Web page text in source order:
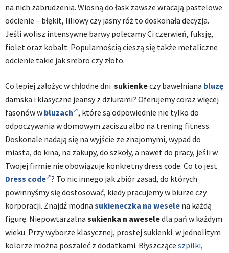
na nich zabrudzenia. Wiosną do łask zawsze wracają pastelowe
odcienie – błękit, liliowy czy jasny róż to doskonała decyzja.
Jeśli wolisz intensywne barwy polecamy Ci czerwień, fuksję,
fiolet oraz kobalt. Popularnością cieszą się także metaliczne
odcienie takie jak srebro czy złoto.
Co lepiej założyc w chłodne dni sukienkeczy bawełniana bluzę
damska i klasyczne jeansy z dziurami? Oferujemy coraz więcej
fasonów w bluzach , które są odpowiednie nie tylko do
odpoczywania w domowym zaciszu albo na trening fitness.
Doskonale nadają się na wyjście ze znajomymi, wypad do
miasta, do kina, na zakupy, do szkoły, a nawet do pracy, jeśli w
Twojej firmie nie obowiązuje konkretny dress code. Co to jest
Dress code ? To nic innego jak zbiór zasad, do których
powinnyśmy się dostosować, kiedy pracujemy w biurze czy
korporacji. Znajdź modna sukieneczka na wesele na każdą
figurę. Niepowtarzalna sukienka n aweseledla pań w każdym
wieku. Przy wyborze klasycznej, prostej sukienki w jednolitym
kolorze można poszaleć z dodatkami. Błyszczące szpilki,